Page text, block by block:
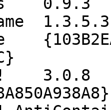
0.9.3
3.0.8